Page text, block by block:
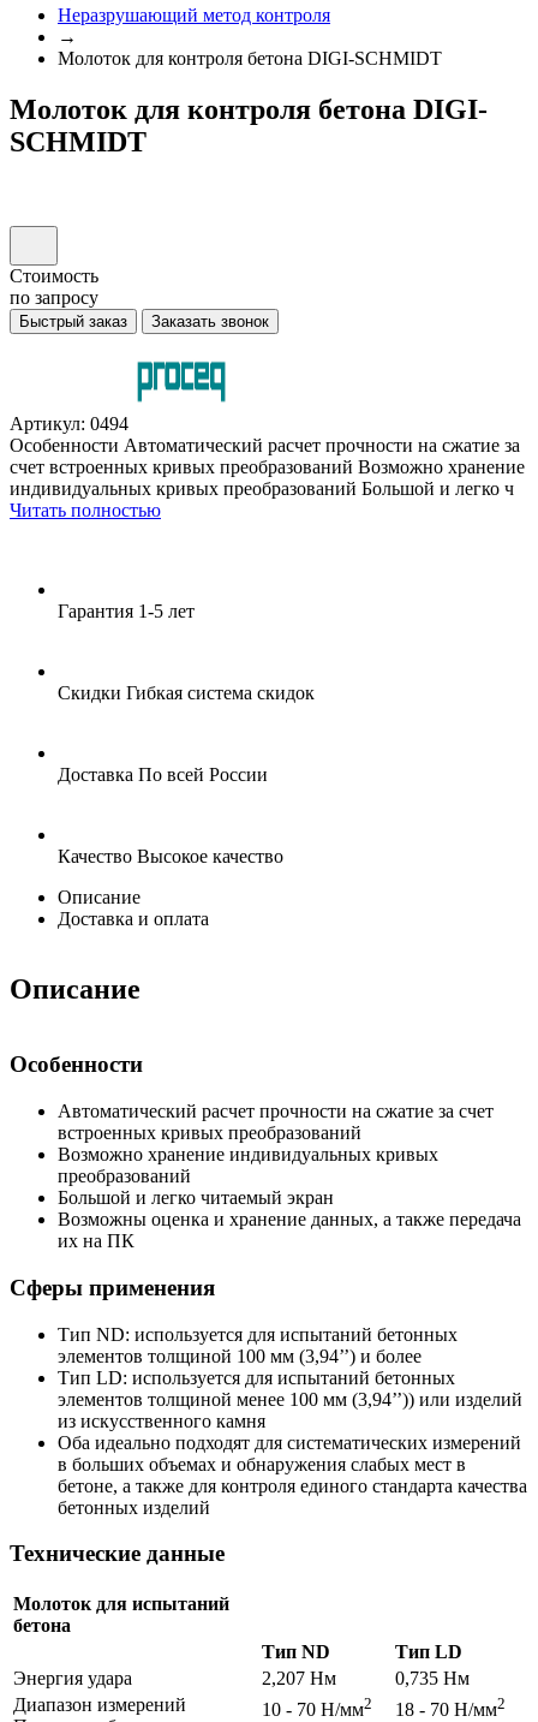
Неразрушающий метод контроля
→
Молоток для контроля бетона DIGI-SCHMIDT
Молоток для контроля бетона DIGI-
SCHMIDT
Стоимость
по запросу
Быстрый заказ Заказать звонок
Артикул: 0494
Особенности Автоматический расчет прочности на сжатие за
счет встроенных кривых преобразований Возможно хранение
индивидуальных кривых преобразований Большой и легко ч
Читать полностью
Гарантия 1-5 лет
Скидки Гибкая система скидок
Доставка По всей России
Качество Высокое качество
Описание
Доставка и оплата
Описание
Особенности
Автоматический расчет прочности на сжатие за счет
встроенных кривых преобразований
Возможно хранение индивидуальных кривых
преобразований
Большой и легко читаемый экран
Возможны оценка и хранение данных, а также передача
их на ПК
Сферы применения
Тип ND: используется для испытаний бетонных
элементов толщиной 100 мм (3,94’’) и более
Тип LD: используется для испытаний бетонных
элементов толщиной менее 100 мм (3,94’’)) или изделий
из искусственного камня
Оба идеально подходят для систематических измерений
в больших объемах и обнаружения слабых мест в
бетоне, а также для контроля единого стандарта качества
бетонных изделий
Технические данные
Молоток для испытаний
бетона
Тип ND
Тип LD
Энергия удара
2,207 Нм
0,735 Нм
Диапазон измерений
10 - 70 Н/мм2 18 - 70 Н/мм2